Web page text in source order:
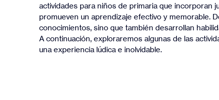
actividades para niños de primaria que incorporan
promueven un aprendizaje efectivo y memorable.
conocimientos, sino que también desarrollan
A continuación, exploraremos algunas de las
una experiencia lúdica e inolvidable.